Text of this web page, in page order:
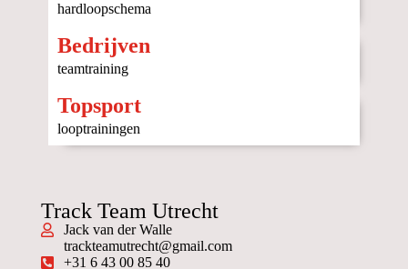
hardloopschema
Bedrijven
teamtraining
Topsport
looptrainingen
Track Team Utrecht
Jack van der Walle
trackteamutrecht@gmail.com
+31 6 43 00 85 40